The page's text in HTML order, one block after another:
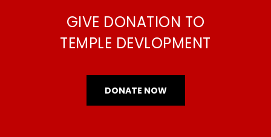
GIVE DONATION TO
TEMPLE DEVLOPMENT
DONATE NOW